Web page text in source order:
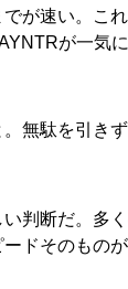
が速い。こ
が一気
無駄を引き
判断だ。多
ドそのもの